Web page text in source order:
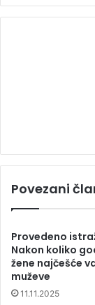
Povezani
Provedeno
Nakon koliko
žene najčešće
muževe
11.11.2025